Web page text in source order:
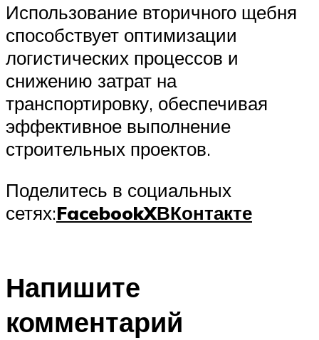
Использование вторичного щебня
способствует оптимизации
логистических процессов и
снижению затрат на
транспортировку, обеспечивая
эффективное выполнение
строительных проектов.
Поделитесь в социальных
сетях:FacebookXВКонтакте
Напишите
комментарий